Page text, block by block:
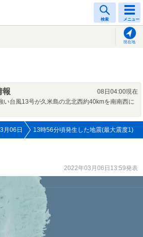
検索 メニュー
現在地
報
08日04:00現在
い台風13号が久米島の北北西約40kmを南南西に
月06日 13時56分頃発生した地震(最大震度1)
2022年03月06日13:59発表